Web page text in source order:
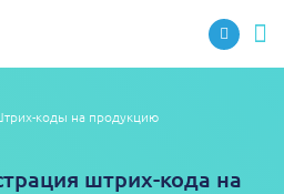
коды на продукцию
штрих-кода на